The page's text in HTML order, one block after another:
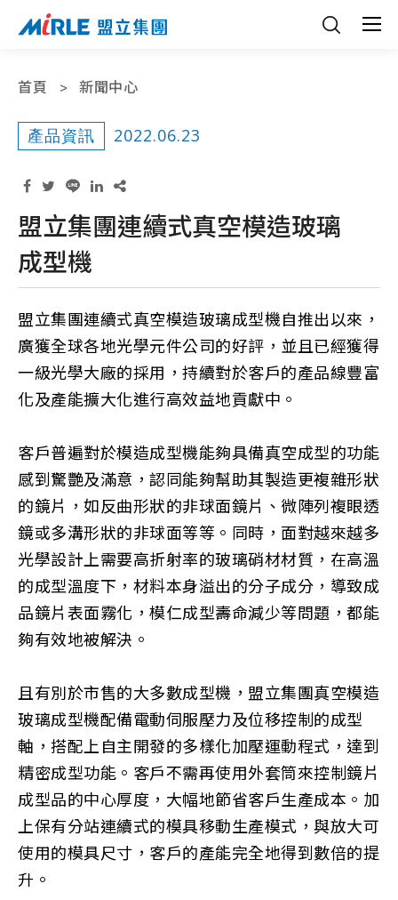
首頁 新聞中心
產品資訊 2022.06.23
盟立集團連續式真空模造玻璃
成型機
盟立集團連續式真空模造玻璃成型機自推出以來，
廣獲全球各地光學元件公司的好評，並且已經獲得
一級光學大廠的採用，持續對於客戶的產品線豐富
化及產能擴大化進行高效益地貢獻中。
客戶普遍對於模造成型機能夠具備真空成型的功能
感到驚艷及滿意，認同能夠幫助其製造更複雜形狀
的鏡片，如反曲形狀的非球面鏡片、微陣列複眼透
鏡或多溝形狀的非球面等等。同時，面對越來越多
光學設計上需要高折射率的玻璃硝材材質，在高溫
的成型溫度下，材料本身溢出的分子成分，導致成
品鏡片表面霧化，模仁成型壽命減少等問題，都能
夠有效地被解決。
且有別於市售的大多數成型機，盟立集團真空模造
玻璃成型機配備電動伺服壓力及位移控制的成型
軸，搭配上自主開發的多樣化加壓運動程式，達到
精密成型功能。客戶不需再使用外套筒來控制鏡片
成型品的中心厚度，大幅地節省客戶生產成本。加
上保有分站連續式的模具移動生產模式，與放大可
使用的模具尺寸，客戶的產能完全地得到數倍的提
升。